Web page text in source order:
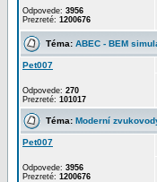
Odpovede: 3956
Prezreté: 1200676
Téma: ABEC - BEM
Pet007
Odpovede: 270
Prezreté: 101017
Téma: Moderní
Pet007
Odpovede: 3956
Prezreté: 1200676